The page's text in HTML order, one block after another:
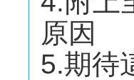
原因
5.期待